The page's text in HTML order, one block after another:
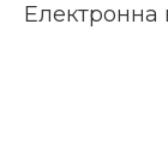
Електронна